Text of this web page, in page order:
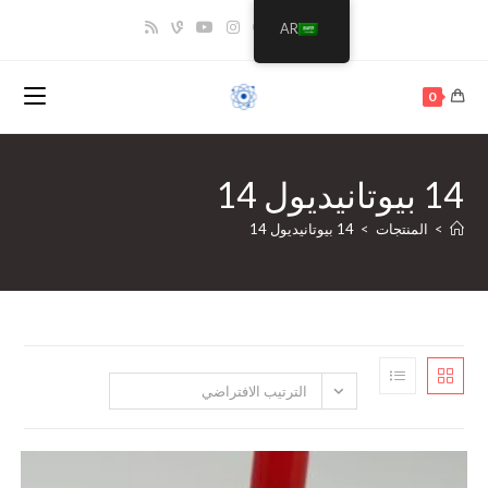
> 14 بيوتانيديول 14
الترتيب الافتراضي